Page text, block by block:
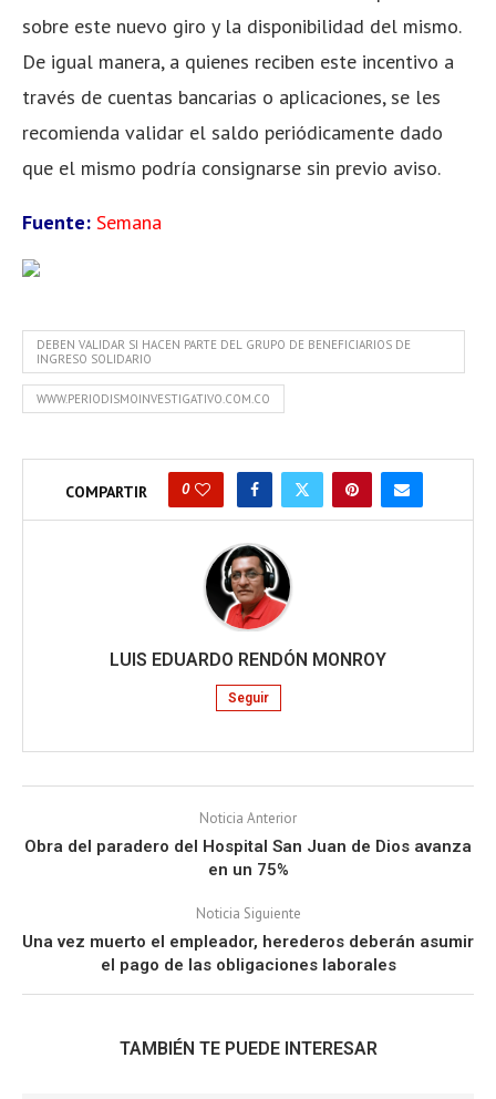
sobre este nuevo giro y la disponibilidad del mismo.
De igual manera, a quienes reciben este incentivo a
través de cuentas bancarias o aplicaciones, se les
recomienda validar el saldo periódicamente dado
que el mismo podría consignarse sin previo aviso.
Fuente: Semana
DEBEN VALIDAR SI HACEN PARTE DEL GRUPO DE BENEFICIARIOS DE
INGRESO SOLIDARIO
WWW.PERIODISMOINVESTIGATIVO.COM.CO
COMPARTIR 0
LUIS EDUARDO RENDÓN MONROY
Seguir
Noticia Anterior
Obra del paradero del Hospital San Juan de Dios avanza
en un 75%
Noticia Siguiente
Una vez muerto el empleador, herederos deberán asumir
el pago de las obligaciones laborales
TAMBIÉN TE PUEDE INTERESAR